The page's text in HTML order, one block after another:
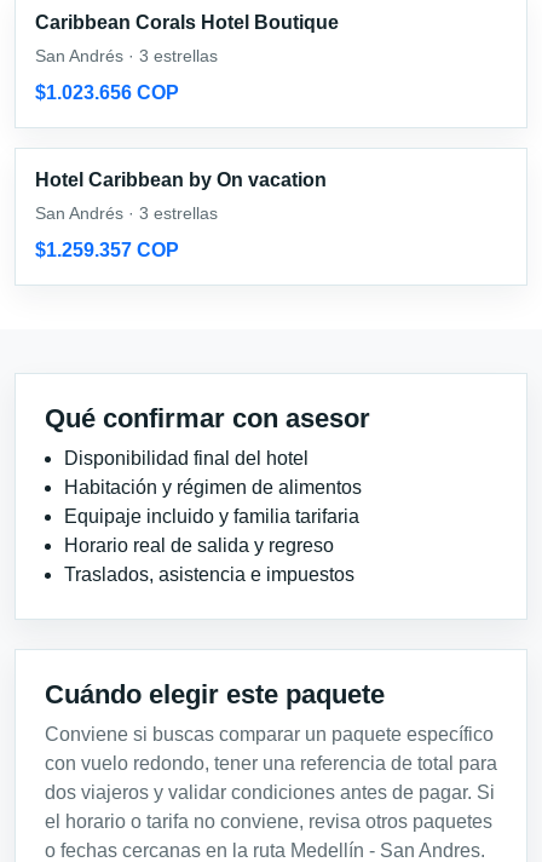
Caribbean Corals Hotel Boutique
San Andrés · 3 estrellas
$1.023.656 COP
Hotel Caribbean by On vacation
San Andrés · 3 estrellas
$1.259.357 COP
Qué confirmar con asesor
Disponibilidad final del hotel
Habitación y régimen de alimentos
Equipaje incluido y familia tarifaria
Horario real de salida y regreso
Traslados, asistencia e impuestos
Cuándo elegir este paquete
Conviene si buscas comparar un paquete específico
con vuelo redondo, tener una referencia de total para
dos viajeros y validar condiciones antes de pagar. Si
el horario o tarifa no conviene, revisa otros paquetes
o fechas cercanas en la ruta Medellín - San Andres.